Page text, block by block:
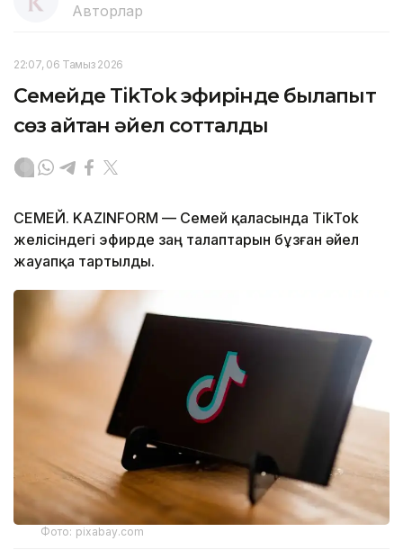
Авторлар
22:07, 06 Тамыз 2026
Семейде TikTok эфирінде былапыт
сөз айтқан әйел сотталды
СЕМЕЙ. KAZINFORM — Семей қаласында TikTok
желісіндегі эфирде заң талаптарын бұзған әйел
жауапқа тартылды.
Фото: pixabay.com